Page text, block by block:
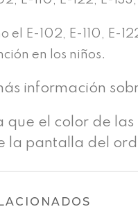
el E-102, E-110, E-
en los niños.
información
que el color de
la pantalla del